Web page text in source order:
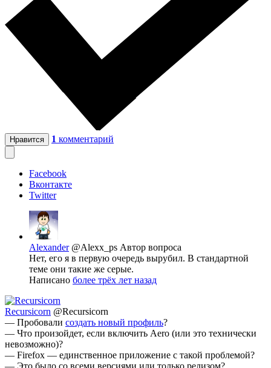
Нравится 1 комментарий
Facebook
Вконтакте
Twitter
Alexander @Alexx_ps Автор вопроса
Нет, его я в первую очередь вырубил. В стандартной
теме они такие же серые.
Написано более трёх лет назад
Recursicorn @Recursicorn
— Пробовали создать новый профиль?
— Что произойдет, если включить Aero (или это технически
невозможно)?
— Firefox — единственное приложение с такой проблемой?